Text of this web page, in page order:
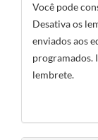
Você pode
Desativa os
enviados aos
programados.
lembrete.